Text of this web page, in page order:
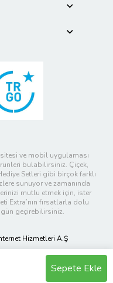
Sepete Ekle
ve mobil uygulaması
bulabilirsiniz. Çiçek,
Setleri gibi birçok farklı
sunuyor ve zamanında
mutlu etmek için, ister
Extra’nın fırsatlarla dolu
geçirebilirsiniz.
Hizmetleri A.Ş